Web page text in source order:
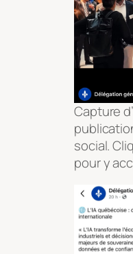
Capture
social.
pour y